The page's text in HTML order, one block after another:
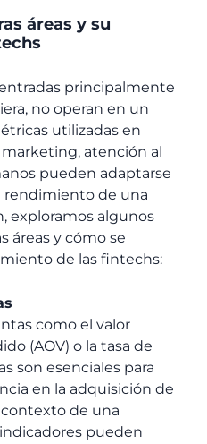
áreas y su
principalmente
no operan en un
utilizadas en
atención al
pueden adaptarse
rendimiento de una
exploramos algunos
áreas y cómo se
de las fintechs:
como el valor
(AOV) o la tasa de
son esenciales para
en la adquisición de
de una
pueden